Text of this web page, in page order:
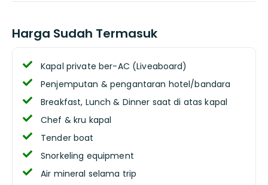
Harga Sudah Termasuk
Kapal private ber-AC (Liveaboard)
Penjemputan & pengantaran hotel/bandara
Breakfast, Lunch & Dinner saat di atas kapal
Chef & kru kapal
Tender boat
Snorkeling equipment
Air mineral selama trip